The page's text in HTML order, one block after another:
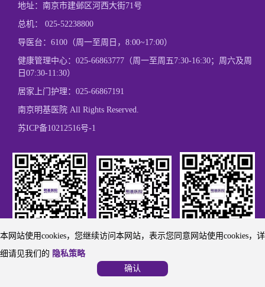
地址：南京市建邺区河西大街71号
总机： 025-52238800
导医台：6100（周一至周日，8:00~17:00）
健康管理中心： 025-66863777 （周一至周五7:30-16:30；周六及周
日07:30-11:30）
居家上门护理： 025-66867191
南京明基医院 All Rights Reserved.
苏ICP备10212516号-1
欢迎关注我们 欢迎关注我们 微博关注
本网站使用cookies，您继续访问本网站，表示您同意网站使用cookies，详
细请见我们的 隐私策略
确认